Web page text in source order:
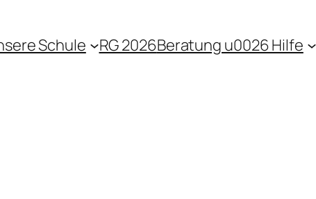
Schule RG 2026Beratung u0026 Hilfe